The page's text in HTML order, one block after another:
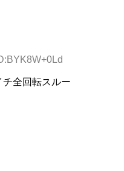
全回転スルー